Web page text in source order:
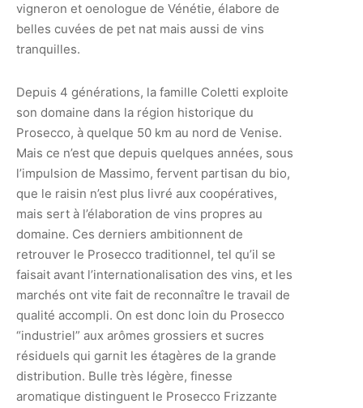
vigneron et oenologue de Vénétie, élabore de
belles cuvées de pet nat mais aussi de vins
tranquilles.
Depuis 4 générations, la famille Coletti exploite
son domaine dans la région historique du
Prosecco, à quelque 50 km au nord de Venise.
Mais ce n’est que depuis quelques années, sous
l’impulsion de Massimo, fervent partisan du bio,
que le raisin n’est plus livré aux coopératives,
mais sert à l’élaboration de vins propres au
domaine. Ces derniers ambitionnent de
retrouver le Prosecco traditionnel, tel qu’il se
faisait avant l’internationalisation des vins, et les
marchés ont vite fait de reconnaître le travail de
qualité accompli. On est donc loin du Prosecco
“industriel” aux arômes grossiers et sucres
résiduels qui garnit les étagères de la grande
distribution. Bulle très légère, finesse
aromatique distinguent le Prosecco Frizzante